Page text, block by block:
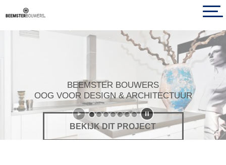
BEEMSTER BOUWERS
OOG VOOR DESIGN & ARCHITECTUUR
BEKIJK DIT PROJECT